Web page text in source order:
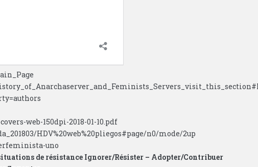
web-150dpi-2018-01-10.pdf
HDV%20web%20pliegos#page/n0/mode/2up
uno
de résistance Ignorer/Résister – Adopter/Contribuer